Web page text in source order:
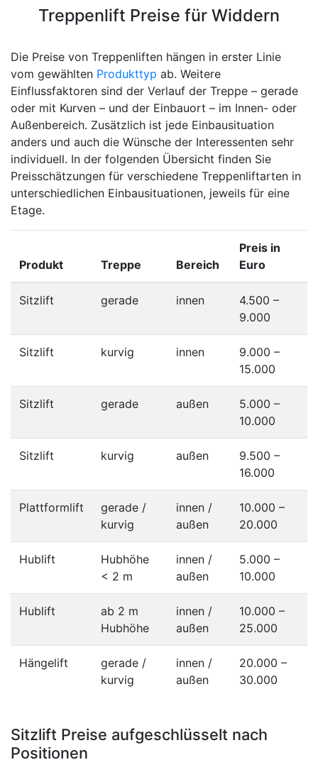
Treppenlift Preise für Widdern
Die Preise von Treppenliften hängen in erster Linie
vom gewählten Produkttyp ab. Weitere
Einflussfaktoren sind der Verlauf der Treppe – gerade
oder mit Kurven – und der Einbauort – im Innen- oder
Außenbereich. Zusätzlich ist jede Einbausituation
anders und auch die Wünsche der Interessenten sehr
individuell. In der folgenden Übersicht finden Sie
Preisschätzungen für verschiedene Treppenliftarten in
unterschiedlichen Einbausituationen, jeweils für eine
Etage.
Produkt Treppe Bereich
Preis in
Euro
Sitzlift gerade innen
4.500 –
9.000
Sitzlift kurvig innen
9.000 –
15.000
Sitzlift gerade außen
5.000 –
10.000
Sitzlift kurvig außen
9.500 –
16.000
Plattformlift
gerade /
kurvig
innen /
außen
10.000 –
20.000
Hublift
Hubhöhe
< 2 m
innen /
außen
5.000 –
10.000
Hublift
ab 2 m
Hubhöhe
innen /
außen
10.000 –
25.000
Hängelift
gerade /
kurvig
innen /
außen
20.000 –
30.000
Sitzlift Preise aufgeschlüsselt nach
Positionen